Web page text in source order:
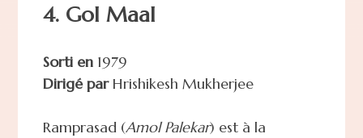
4. Gol Maal
Sorti en1979
Dirigé parHrishikesh Mukherjee
Ramprasad (Amol Palekar) est à la